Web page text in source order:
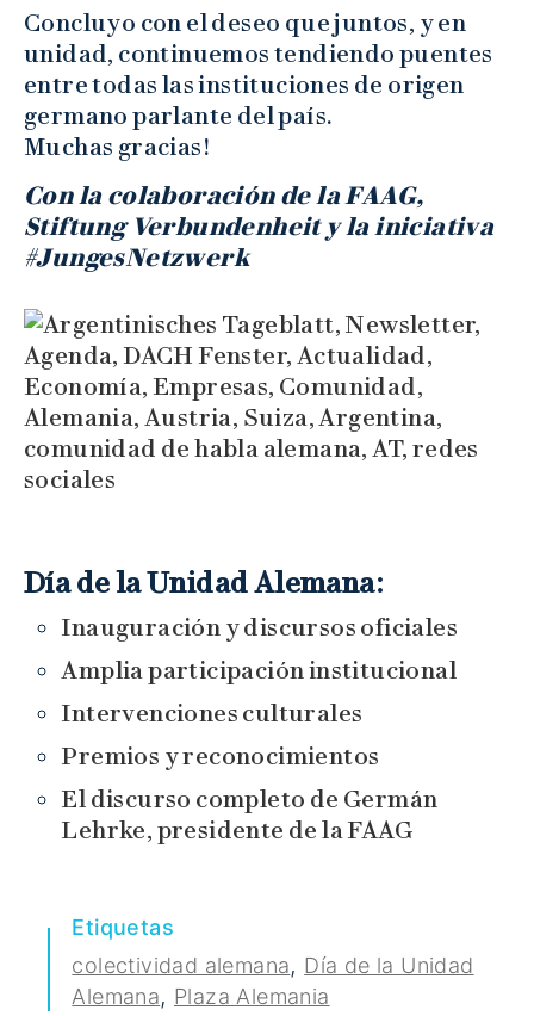
Concluyo con el deseo que juntos, y en
unidad, continuemos tendiendo puentes
entre todas las instituciones de origen
germano parlante del país.
Muchas gracias!
Con la colaboración de la FAAG,
Stiftung Verbundenheit y la iniciativa
#JungesNetzwerk
Día de la Unidad Alemana:
Inauguración y discursos oficiales
Amplia participación institucional
Intervenciones culturales
Premios y reconocimientos
El discurso completo de Germán
Lehrke, presidente de la FAAG
Etiquetas
colectividad alemana, Día de la Unidad
Alemana, Plaza Alemania